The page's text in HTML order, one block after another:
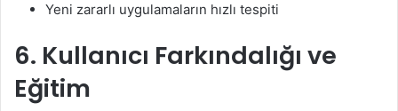
Yeni zararlı uygulamaların hızlı tespiti
6. Kullanıcı Farkındalığı ve
Eğitim